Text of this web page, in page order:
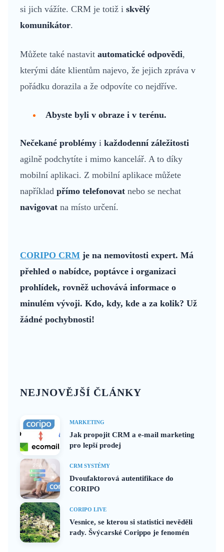
si jich vážíte. CRM je totiž i skvělý
komunikátor.
Můžete také nastavit automatické odpovědi,
kterými dáte klientům najevo, že jejich zpráva v
pořádku dorazila a že odpovíte co nejdříve.
Abyste byli v obraze i v terénu.
Nečekané problémy i každodenní záležitosti
agilně podchytíte i mimo kancelář. A to díky
mobilní aplikaci. Z mobilní aplikace můžete
například přímo telefonovat nebo se nechat
navigovat na místo určení.
CORIPO CRM je na nemovitosti expert. Má
přehled o nabídce, poptávce i organizaci
prohlídek, rovněž uchovává informace o
minulém vývoji. Kdo, kdy, kde a za kolik? Už
žádné pochybnosti!
NEJNOVĚJŠÍ ČLÁNKY
MARKETING
Jak propojit CRM a e-mail marketing
pro lepší prodej
CRM SYSTÉMY
Dvoufaktorová autentifikace do
CORIPO
CORIPO LIVE
Vesnice, se kterou si statistici nevěděli
rady. Švýcarské Corippo je fenomén